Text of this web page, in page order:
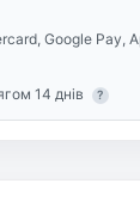
Google Pay,
14 днів
?